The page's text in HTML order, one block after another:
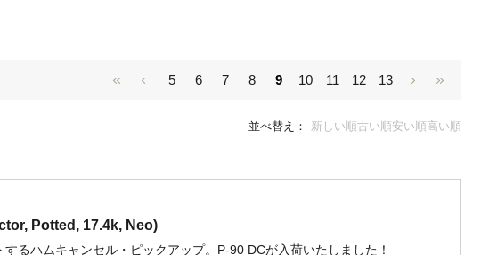
5 6 7 8 9 10 11 12 13
並べ替え： 新しい順古い順安い順高い順
Potted, 17.4k, Neo)
るハムキャンセル・ピックアップ。P-90 DCが入荷いたしました！